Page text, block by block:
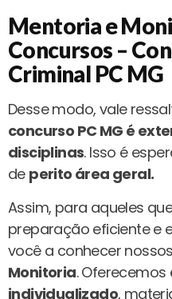
Mentoria e
Concursos –
Criminal PC MG
Desse modo, vale
concurso PC MG é
disciplinas. Isso é
de perito área geral.
Assim, para aqueles
preparação eficiente e
você a conhecer
Monitoria. Oferecemos
individualizado,